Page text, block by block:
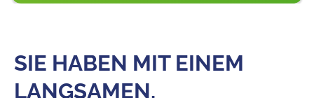
SIE HABEN MIT EINEM
LANGSAMEN,